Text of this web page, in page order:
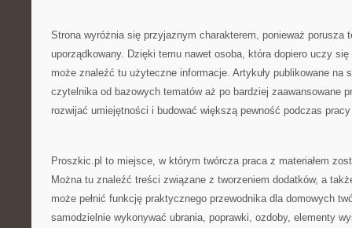
Strona wyróżnia się przyjaznym charakterem, ponieważ porusza
uporządkowany. Dzięki temu nawet osoba, która dopiero uczy
może znaleźć tu użyteczne informacje. Artykuły publikowane na
czytelnika od bazowych tematów aż po bardziej zaawansowane
rozwijać umiejętności i budować większą pewność podczas
Proszkic.pl to miejsce, w którym twórcza praca z materiałem
Można tu znaleźć treści związane z tworzeniem dodatków, a
może pełnić funkcję praktycznego przewodnika dla domowych
samodzielnie wykonywać ubrania, poprawki, ozdoby, elementy